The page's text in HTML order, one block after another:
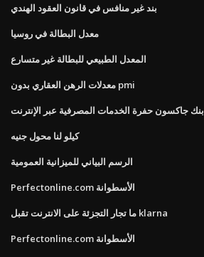
بند غير منافس في قانون العقود الهندي
معدل البطالة في روسيا
المعدل الطبيعي للبطالة غير متسارع
معدلات الرهن العقاري بدون pmi
بنك جاكسون حفرة الخدمات المصرفية عبر الإنترنت
كيلو لنا محول جنيه
الرسم البياني للميزانية العمومية
Perfectonline.com الأسطوانة
ما تجار التجزئة على الانترنت تقبل klarna
Perfectonline.com الأسطوانة